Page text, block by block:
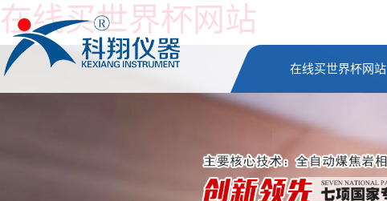
在线买世界杯网站
在线买世界杯网站